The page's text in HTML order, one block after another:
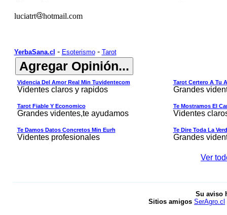
luciatrt hotmail.com
YerbaSana.cl - Esoterismo- Tarot
Videncia Del Amor Real Min Tuvidentecom
Videntes claros y rapidos
Tarot Certero A Tu
Grandes
Tarot Fiable Y Economico
Grandes videntes,te ayudamos
Te Mostramos El
Videntes
Te Damos Datos Concretos Min Eurh
Videntes profesionales
Te Dire Toda La
Grandes
Ver
Su aviso
Sitios amigos SerAgro.cl